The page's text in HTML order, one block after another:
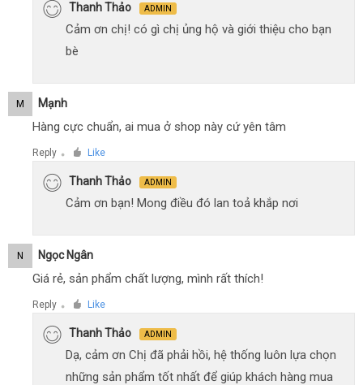
Thanh Thảo ADMIN
Cảm ơn chị! có gì chị ủng hộ và giới thiệu cho bạn
bè
M Mạnh
Hàng cực chuẩn, ai mua ở shop này cứ yên tâm
Reply ● Like
Thanh Thảo ADMIN
Cảm ơn bạn! Mong điều đó lan toả khắp nơi
N Ngọc Ngân
Giá rẻ, sản phẩm chất lượng, mình rất thích!
Reply ● Like
Thanh Thảo ADMIN
Dạ, cảm ơn Chị đã phải hồi, hệ thống luôn lựa chọn
những sản phẩm tốt nhất để giúp khách hàng mua